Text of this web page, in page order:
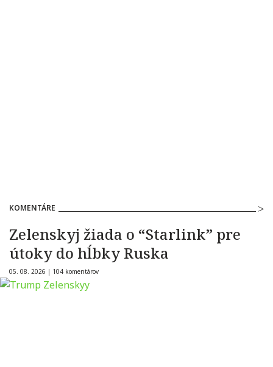
KOMENTÁRE
Zelenskyj žiada o “Starlink” pre
útoky do hĺbky Ruska
05. 08. 2026 | 104 komentárov